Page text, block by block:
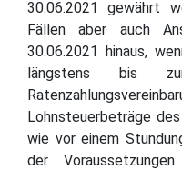
30.06.2021 gewährt
Fällen aber auch
30.06.2021 hinaus,
längstens bis
Lohnsteuerbeträge
wie vor einem
der